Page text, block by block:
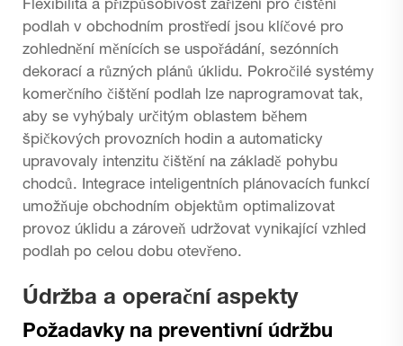
Flexibilita a přizpůsobivost zařízení pro čištění
podlah v obchodním prostředí jsou klíčové pro
zohlednění měnících se uspořádání, sezónních
dekorací a různých plánů úklidu. Pokročilé systémy
komerčního čištění podlah lze naprogramovat tak,
aby se vyhýbaly určitým oblastem během
špičkových provozních hodin a automaticky
upravovaly intenzitu čištění na základě pohybu
chodců. Integrace inteligentních plánovacích funkcí
umožňuje obchodním objektům optimalizovat
provoz úklidu a zároveň udržovat vynikající vzhled
podlah po celou dobu otevřeno.
Údržba a operační aspekty
Požadavky na preventivní údržbu